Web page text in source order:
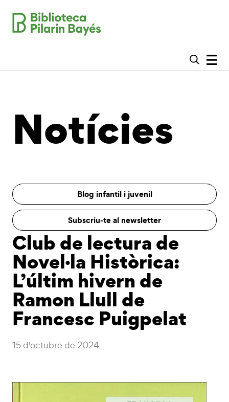
Notícies
Blog infantil i juvenil
Subscriu-te al newsletter
Club de lectura de
Novel·la Històrica:
L’últim hivern de
Ramon Llull de
Francesc Puigpelat
15 d'octubre de 2024